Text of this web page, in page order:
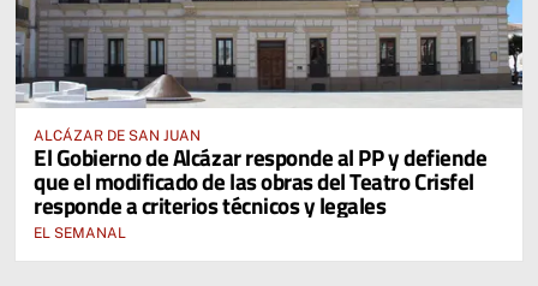
ALCÁZAR DE SAN JUAN
El Gobierno de Alcázar responde al PP y defiende
que el modificado de las obras del Teatro Crisfel
responde a criterios técnicos y legales
EL SEMANAL